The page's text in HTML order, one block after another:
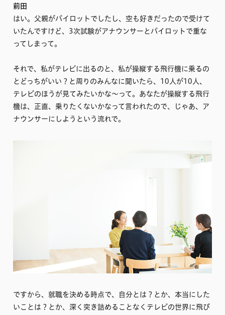
前田
はい。父親がパイロットでしたし、空も好きだったので受けて
いたんですけど、3次試験がアナウンサーとパイロットで重な
ってしまって。
それで、私がテレビに出るのと、私が操縦する飛行機に乗るの
とどっちがいい？と周りのみんなに聞いたら、10人が10人、
テレビのほうが見てみたいかな〜って。あなたが操縦する飛行
機は、正直、乗りたくないかなって言われたので、じゃあ、ア
ナウンサーにしようという流れで。
ですから、就職を決める時点で、自分とは？とか、本当にした
いことは？とか、深く突き詰めることなくテレビの世界に飛び